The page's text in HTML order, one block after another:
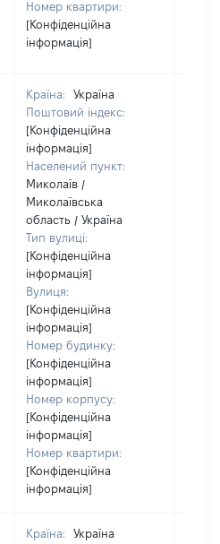
Номер квартири:
[Конфіденційна
інформація]
Країна:
Україна
Поштовий індекс:
[Конфіденційна
інформація]
Населений пункт:
Миколаїв /
Миколаївська
область / Україна
Тип вулиці:
[Конфіденційна
інформація]
Вулиця:
[Конфіденційна
інформація]
Номер будинку:
[Конфіденційна
інформація]
Номер корпусу:
[Конфіденційна
інформація]
Номер квартири:
[Конфіденційна
інформація]
Країна:
Україна